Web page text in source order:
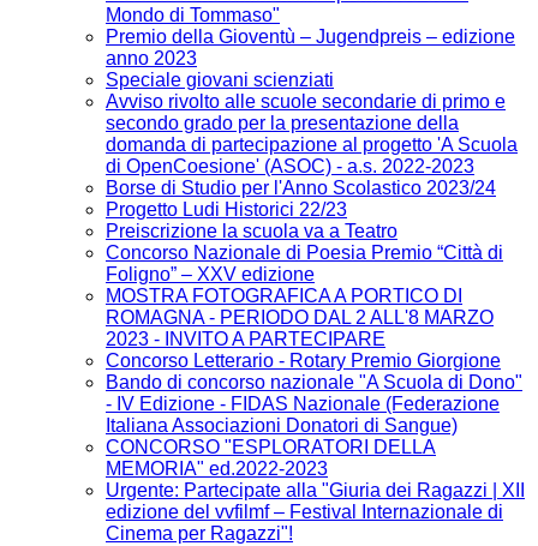
Mondo di Tommaso"
Premio della Gioventù – Jugendpreis – edizione
anno 2023
Speciale giovani scienziati
Avviso rivolto alle scuole secondarie di primo e
secondo grado per la presentazione della
domanda di partecipazione al progetto 'A Scuola
di OpenCoesione' (ASOC) - a.s. 2022-2023
Borse di Studio per l'Anno Scolastico 2023/24
Progetto Ludi Historici 22/23
Preiscrizione la scuola va a Teatro
Concorso Nazionale di Poesia Premio “Città di
Foligno” – XXV edizione
MOSTRA FOTOGRAFICA A PORTICO DI
ROMAGNA - PERIODO DAL 2 ALL'8 MARZO
2023 - INVITO A PARTECIPARE
Concorso Letterario - Rotary Premio Giorgione
Bando di concorso nazionale "A Scuola di Dono"
- IV Edizione​ - FIDAS Nazionale (Federazione
Italiana Associazioni Donatori di Sangue)
CONCORSO "ESPLORATORI DELLA
MEMORIA" ed.2022-2023
Urgente: Partecipate alla "Giuria dei Ragazzi | XII
edizione del vvfilmf – Festival Internazionale di
Cinema per Ragazzi"!